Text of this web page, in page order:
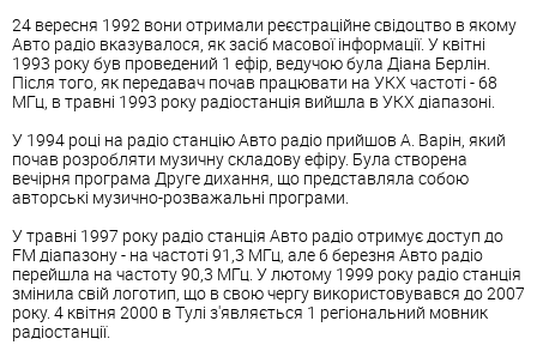
24 вересня 1992 вони отримали реєстраційне свідоцтво в якому
Авто радіо вказувалося, як засіб масової інформації. У квітні
1993 року був проведений 1 ефір, ведучою була Діана Берлін.
Після того, як передавач почав працювати на УКХ частоті - 68
МГц, в травні 1993 року радіостанція вийшла в УКХ діапазоні.
У 1994 році на радіо станцію Авто радіо прийшов А. Варін, який
почав розробляти музичну складову ефіру. Була створена
вечірня програма Друге дихання, що представляла собою
авторські музично-розважальні програми.
У травні 1997 року радіо станція Авто радіо отримує доступ до
FM діапазону - на частоті 91,3 МГц, але 6 березня Авто радіо
перейшла на частоту 90,3 МГц. У лютому 1999 року радіо станція
змінила свій логотип, що в свою чергу використовувався до 2007
року. 4 квітня 2000 в Тулі з'являється 1 регіональний мовник
радіостанції.